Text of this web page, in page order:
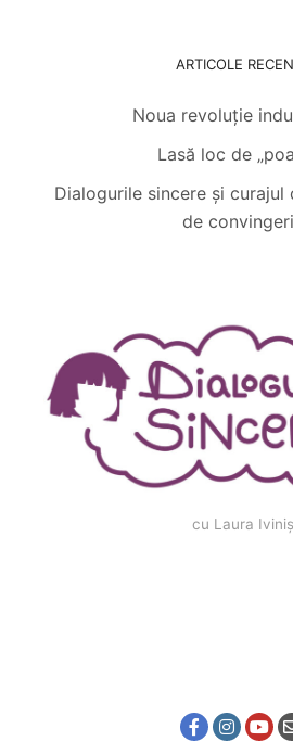
ARTICOLE
Noua revoluție
Lasă loc de
Dialogurile sincere și
de convingeri
cu Laura Iviniș